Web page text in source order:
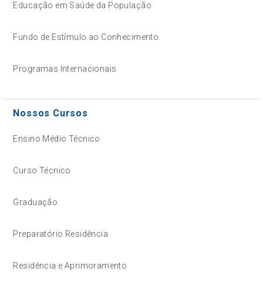
Educação em Saúde da População
Fundo de Estímulo ao Conhecimento
Programas Internacionais
Nossos Cursos
Ensino Médio Técnico
Curso Técnico
Graduação
Preparatório Residência
Residência e Aprimoramento